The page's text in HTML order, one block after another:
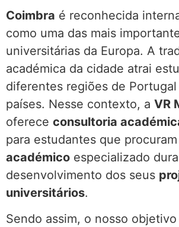
Coimbra é reconhecida
como uma das mais
universitárias da Europa. A
académica da cidade atrai
diferentes regiões de
países. Nesse contexto, a VR
oferece consultoria
para estudantes que procuram
académico especializado
desenvolvimento dos seus
universitários.
Sendo assim, o nosso objetivo